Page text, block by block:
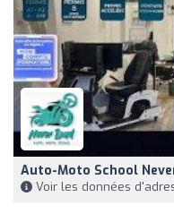
Auto-Moto School
Voir les données